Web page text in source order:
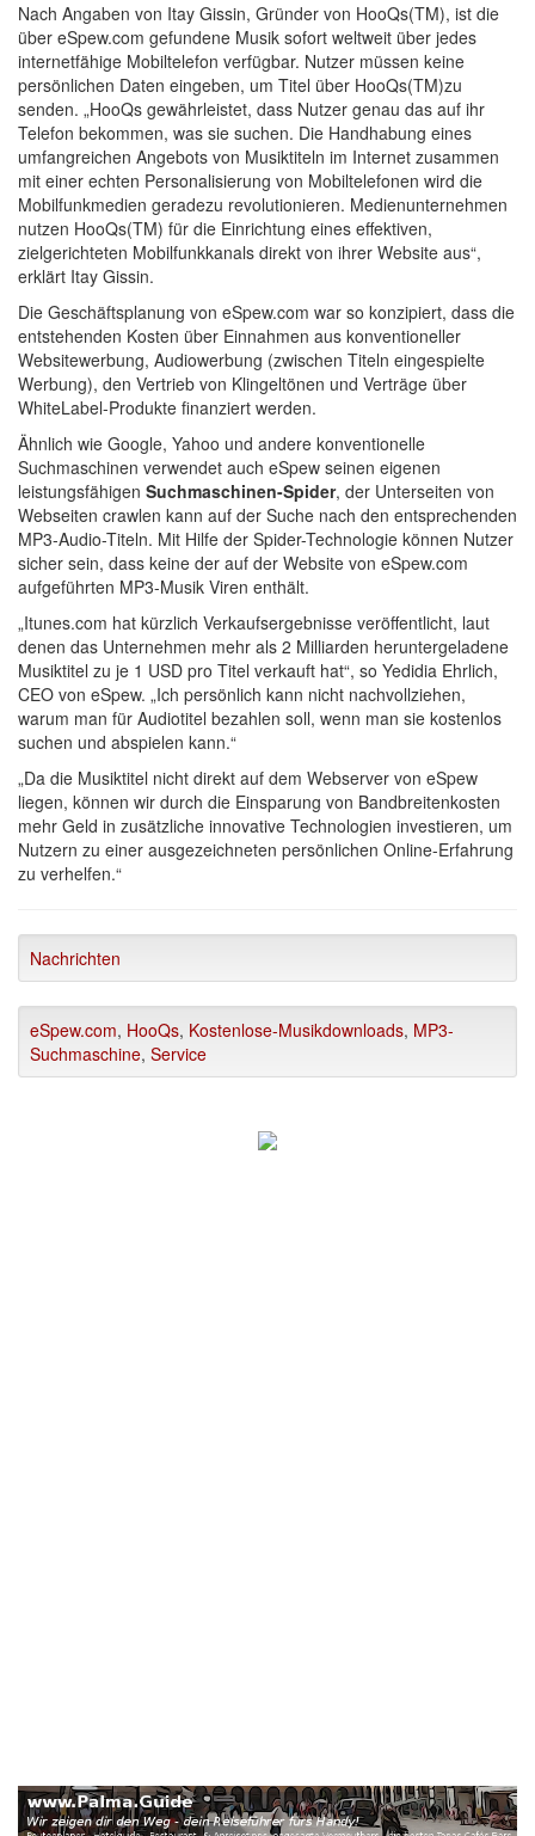
Nach Angaben von Itay Gissin, Gründer von HooQs(TM), ist die
über eSpew.com gefundene Musik sofort weltweit über jedes
internetfähige Mobiltelefon verfügbar. Nutzer müssen keine
persönlichen Daten eingeben, um Titel über HooQs(TM)zu
senden. „HooQs gewährleistet, dass Nutzer genau das auf ihr
Telefon bekommen, was sie suchen. Die Handhabung eines
umfangreichen Angebots von Musiktiteln im Internet zusammen
mit einer echten Personalisierung von Mobiltelefonen wird die
Mobilfunkmedien geradezu revolutionieren. Medienunternehmen
nutzen HooQs(TM) für die Einrichtung eines effektiven,
zielgerichteten Mobilfunkkanals direkt von ihrer Website aus“,
erklärt Itay Gissin.
Die Geschäftsplanung von eSpew.com war so konzipiert, dass die
entstehenden Kosten über Einnahmen aus konventioneller
Websitewerbung, Audiowerbung (zwischen Titeln eingespielte
Werbung), den Vertrieb von Klingeltönen und Verträge über
WhiteLabel-Produkte finanziert werden.
Ähnlich wie Google, Yahoo und andere konventionelle
Suchmaschinen verwendet auch eSpew seinen eigenen
leistungsfähigen Suchmaschinen-Spider, der Unterseiten von
Webseiten crawlen kann auf der Suche nach den entsprechenden
MP3-Audio-Titeln. Mit Hilfe der Spider-Technologie können Nutzer
sicher sein, dass keine der auf der Website von eSpew.com
aufgeführten MP3-Musik Viren enthält.
„Itunes.com hat kürzlich Verkaufsergebnisse veröffentlicht, laut
denen das Unternehmen mehr als 2 Milliarden heruntergeladene
Musiktitel zu je 1 USD pro Titel verkauft hat“, so Yedidia Ehrlich,
CEO von eSpew. „Ich persönlich kann nicht nachvollziehen,
warum man für Audiotitel bezahlen soll, wenn man sie kostenlos
suchen und abspielen kann.“
„Da die Musiktitel nicht direkt auf dem Webserver von eSpew
liegen, können wir durch die Einsparung von Bandbreitenkosten
mehr Geld in zusätzliche innovative Technologien investieren, um
Nutzern zu einer ausgezeichneten persönlichen Online-Erfahrung
zu verhelfen.“
Nachrichten
eSpew.com, HooQs, Kostenlose-Musikdownloads, MP3-
Suchmaschine, Service